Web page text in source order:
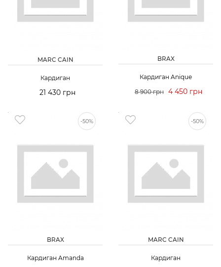
MARC CAIN
Кардиган
21 430 грн
BRAX
Кардиган Anique
8 900 грн 4 450 грн
-50%
BRAX
Кардиган Amanda
-50%
MARC CAIN
Кардиган